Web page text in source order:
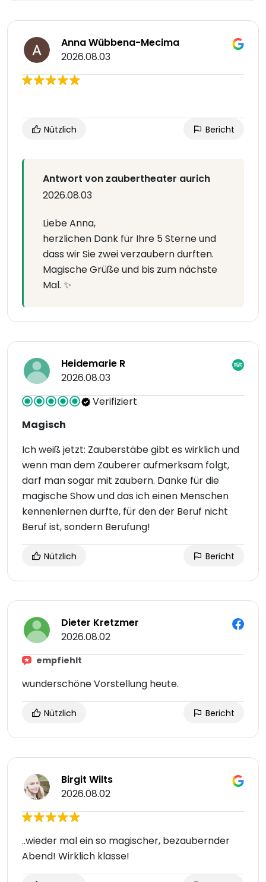
Anna Wübbena-Mecima
2026.08.03
Nützlich Bericht
Antwort von zaubertheater aurich
2026.08.03
Liebe Anna,
herzlichen Dank für Ihre 5 Sterne und
dass wir Sie zwei verzaubern durften.
Magische Grüße und bis zum nächste
Mal. ✨
Heidemarie R
2026.08.03
Verifiziert
Magisch
Ich weiß jetzt: Zauberstäbe gibt es wirklich und
wenn man dem Zauberer aufmerksam folgt,
darf man sogar mit zaubern. Danke für die
magische Show und das ich einen Menschen
kennenlernen durfte, für den der Beruf nicht
Beruf ist, sondern Berufung!
Nützlich Bericht
Dieter Kretzmer
2026.08.02
empfiehlt
wunderschöne Vorstellung heute.
Nützlich Bericht
Birgit Wilts
2026.08.02
..wieder mal ein so magischer, bezaubernder
Abend! Wirklich klasse!